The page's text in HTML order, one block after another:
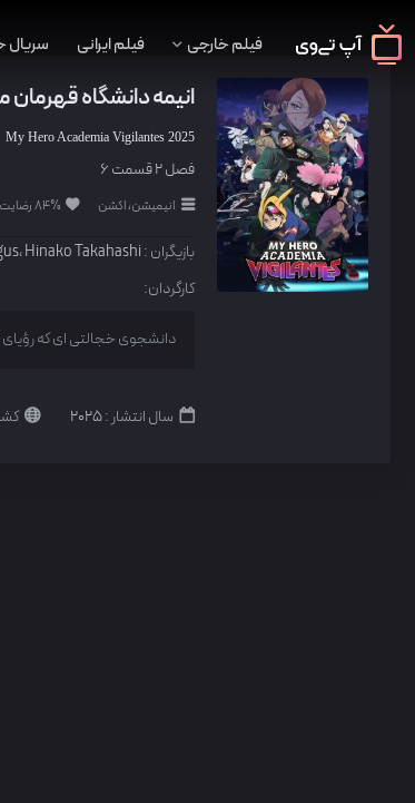
فیلم خارجی فیلم ایرانی سریال
انیمه دانشگاه
My Hero Academia Vigilantes 2025
فصل 2 قسمت 6
انیمیشن، اکشن 84% رضایت
بازیگران : ،Hinako Takahashi
کارگردان:
دانشجوی خجالتی ای که
سال انتشار :2025